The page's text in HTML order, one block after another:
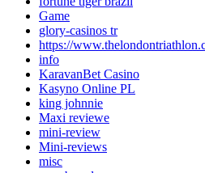
Game
glory-casinos tr
https://
info
KaravanBet Casino
Kasyno Online PL
king johnnie
Maxi reviewe
mini-review
Mini-reviews
misc